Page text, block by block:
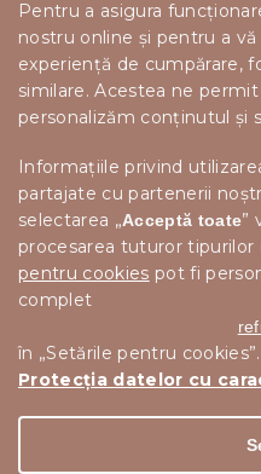
Pentru a asigura
nostru online și pentru a
experiență de cumpărare,
similare. Acestea ne
personalizăm conținutul și
Informațiile privind
partajate cu partenerii
selectarea „Acceptă toate”
procesarea tuturor tipurilor
pentru cookies pot fi
complet
în „Setările pentru
Protecția datelor cu